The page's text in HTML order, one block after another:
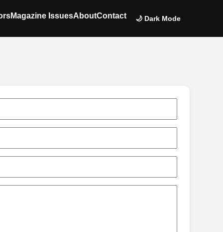
Magazine IssuesAboutContact 🌙 Dark Mode